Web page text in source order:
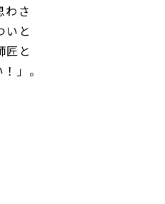
わさ
いと
匠と
」。